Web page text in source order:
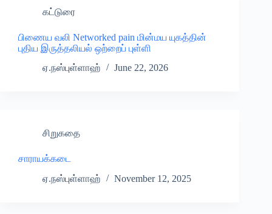
கட்டுரை
பிணைய வலி Networked pain மின்மய யுகத்தின்
புதிய இருத்தலியல் ஒற்றைப் புள்ளி
ஏ.நஸ்புள்ளாஹ்
June 22, 2026
சிறுகதை
சாராயக்கடை
ஏ.நஸ்புள்ளாஹ்
November 12, 2025